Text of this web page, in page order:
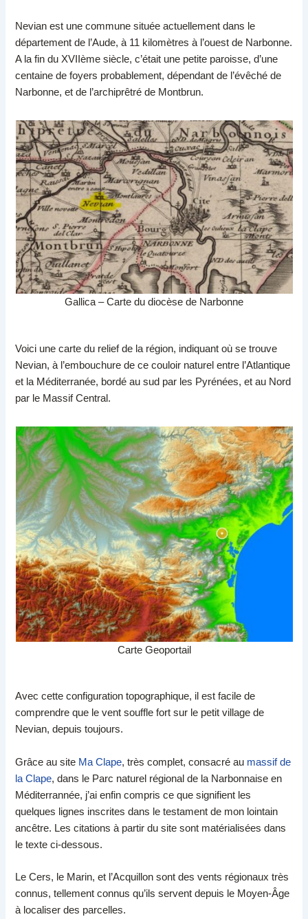
Nevian est une commune située actuellement dans le
département de l’Aude, à 11 kilomètres à l’ouest de Narbonne.
A la fin du XVIIème siècle, c’était une petite paroisse, d’une
centaine de foyers probablement, dépendant de l’évêché de
Narbonne, et de l’archiprêtré de Montbrun.
Gallica – Carte du diocèse de Narbonne
Voici une carte du relief de la région, indiquant où se trouve
Nevian, à l’embouchure de ce couloir naturel entre l’Atlantique
et la Méditerranée, bordé au sud par les Pyrénées, et au Nord
par le Massif Central.
Carte Geoportail
Avec cette configuration topographique, il est facile de
comprendre que le vent souffle fort sur le petit village de
Nevian, depuis toujours.
Grâce au site Ma Clape, très complet, consacré au massif de
la Clape, dans le Parc naturel régional de la Narbonnaise en
Méditerrannée, j’ai enfin compris ce que signifient les
quelques lignes inscrites dans le testament de mon lointain
ancêtre. Les citations à partir du site sont matérialisées dans
le texte ci-dessous.
Le Cers, le Marin, et l’Acquillon sont des vents régionaux très
connus, tellement connus qu’ils servent depuis le Moyen-Âge
à localiser des parcelles.